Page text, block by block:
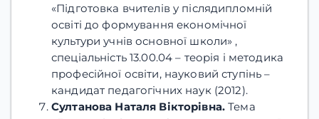
«Підготовка вчителів у післядипломній
освіті до формування економічної
культури учнів основної школи» ,
спеціальність 13.00.04 – теорія і методика
професійної освіти, науковий ступінь –
кандидат педагогічних наук (2012).
Султанова Наталя Вікторівна.Тема